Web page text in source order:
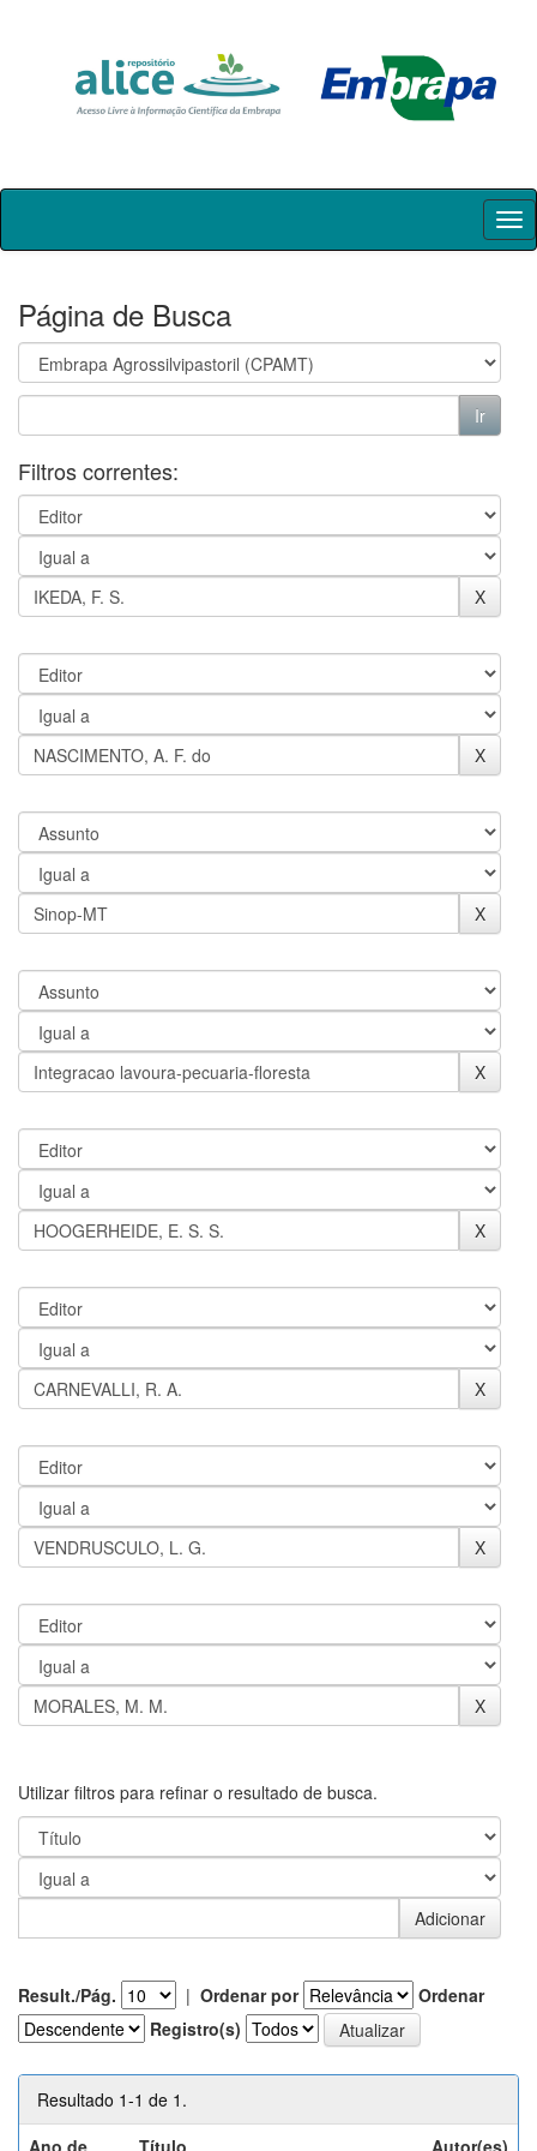
Skip
Página de Busca
Filtros correntes:
Utilizar filtros para refinar o resultado de busca.
Result./Pág. | Ordenar por
Ordenar
Registro(s)
Resultado 1-1 de 1.
Ano de
Título Autor(es)